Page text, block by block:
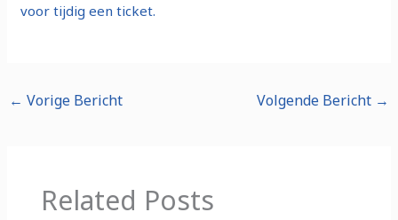
voor tijdig een ticket.
← Vorige Bericht Volgende Bericht →
Related Posts